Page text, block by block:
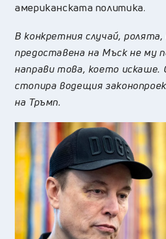
американската политика.
В конкретния случай,
предоставена на Мъск не му
направи това, което искаше.
стопира водещия
на Тръмп.